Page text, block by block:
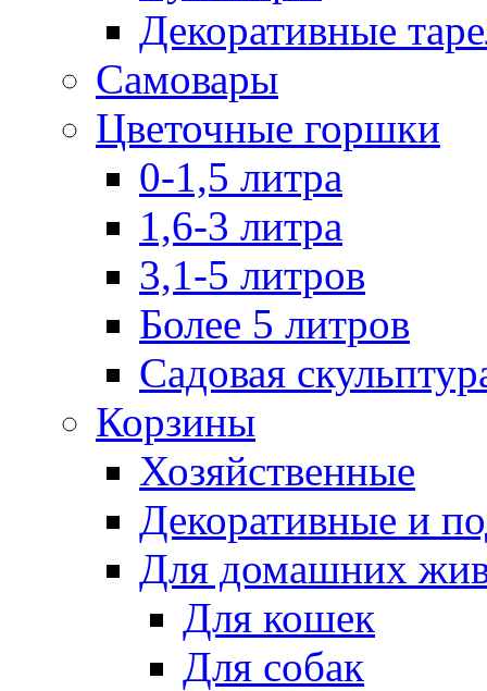
Декоративные
Самовары
Цветочные горшки
0-1,5 литра
1,6-3 литра
3,1-5 литров
Более 5 литров
Садовая
Корзины
Хозяйственные
Декоративные и
Для домашних
Для кошек
Для собак